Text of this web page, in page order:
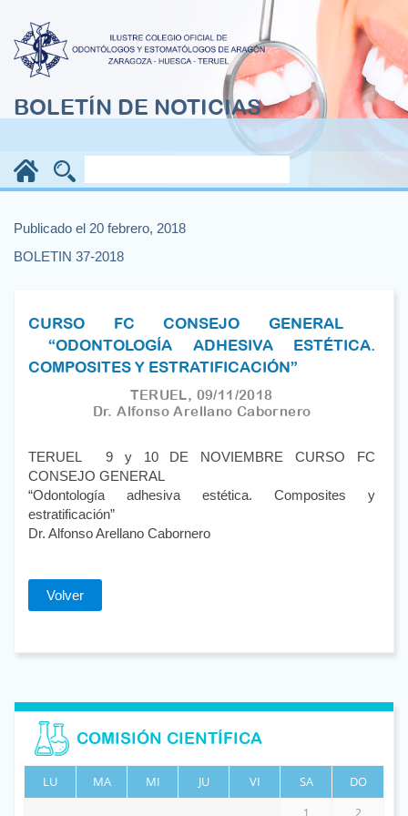
BOLETÍN DE NOTICIAS
Publicado el 20 febrero, 2018
BOLETIN 37-2018
CURSO FC CONSEJO GENERAL
“ODONTOLOGÍA ADHESIVA ESTÉTICA.
COMPOSITES Y ESTRATIFICACIÓN”
TERUEL, 09/11/2018
Dr. Alfonso Arellano Cabornero
TERUEL 9 y 10 DE NOVIEMBRE CURSO FC
CONSEJO GENERAL
“Odontología adhesiva estética. Composites y
estratificación”
Dr. Alfonso Arellano Cabornero
Volver
COMISIÓN CIENTÍFICA